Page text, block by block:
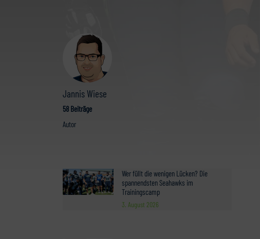
Jannis Wiese
58 Beiträge
Autor
Wer füllt die wenigen Lücken? Die
spannendsten Seahawks im
Trainingscamp
3. August 2026